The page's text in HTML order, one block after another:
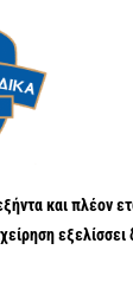
και πλέον
εξελίσσει